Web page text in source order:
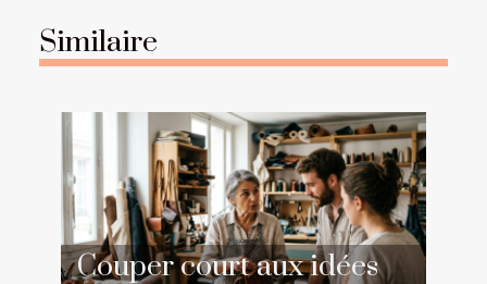
Similaire
Couper court aux idées